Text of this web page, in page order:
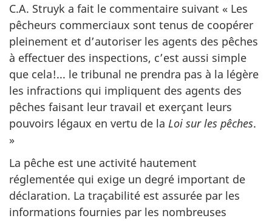
C.A. Struyk a fait le commentaire suivant « Les
pêcheurs commerciaux sont tenus de coopérer
pleinement et d’autoriser les agents des pêches
à effectuer des inspections, c’est aussi simple
que cela!... le tribunal ne prendra pas à la légère
les infractions qui impliquent des agents des
pêches faisant leur travail et exerçant leurs
pouvoirs légaux en vertu de la Loi sur les pêches.
»
La pêche est une activité hautement
réglementée qui exige un degré important de
déclaration. La traçabilité est assurée par les
informations fournies par les nombreuses